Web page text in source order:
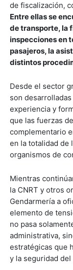
de fiscalización,
Entre ellas se
de transporte, la
inspecciones en
pasajeros, la
distintos
Desde el sector
son
experiencia y
que las fuerzas
complementario
en la totalidad de
organismos de
Mientras
la CNRT y otros
Gendarmería a
elemento de
no pasa
administrativa,
estratégicas que
y la seguridad